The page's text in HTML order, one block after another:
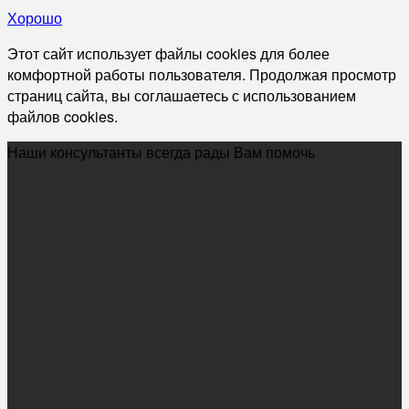
Хорошо
Этот сайт использует файлы cookies для более
комфортной работы пользователя. Продолжая просмотр
страниц сайта, вы соглашаетесь с использованием
файлов cookies.
Наши консультанты всегда рады Вам помочь